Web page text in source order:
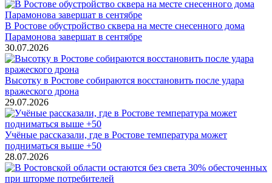
В Ростове обустройство сквера на месте снесенного дома
Парамонова завершат в сентябре
30.07.2026
Высотку в Ростове собираются восстановить после удара
вражеского дрона
29.07.2026
Учёные рассказали, где в Ростове температура может
подниматься выше +50
28.07.2026